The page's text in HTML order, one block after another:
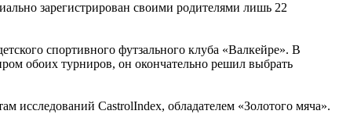
зарегистрирован своими родителями лишь 22
спортивного футзального клуба «Валкейре». В
обоих турниров, он окончательно решил выбрать
CastrolIndex, обладателем «Золотого мяча».